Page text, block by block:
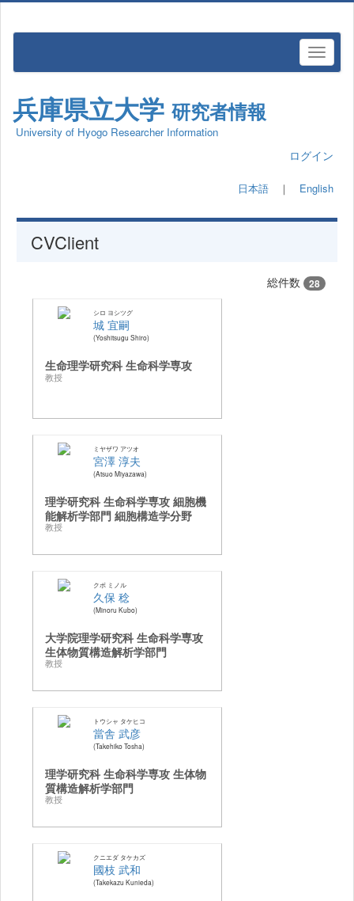
兵庫県立大学 研究者情報
University of Hyogo Researcher Information
ログイン
日本語 ｜ English
CVClient
総件数 28
シロ ヨシツグ
城 宜嗣
Yoshitsugu Shiro
生命理学研究科 生命科学専攻
教授
ミヤザワ アツオ
宮澤 淳夫
Atsuo Miyazawa
理学研究科 生命科学専攻 細胞機
能解析学部門 細胞構造学分野
教授
クボ ミノル
久保 稔
Minoru Kubo
大学院理学研究科 生命科学専攻
生体物質構造解析学部門
教授
トウシャ タケヒコ
當舎 武彦
Takehiko Tosha
理学研究科 生命科学専攻 生体物
質構造解析学部門
教授
クニエダ タケカズ
國枝 武和
Takekazu Kunieda